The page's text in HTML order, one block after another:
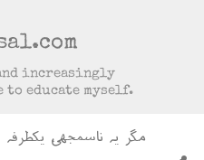
increasingly
educate myself.
مگر یہ ناسمجھی،